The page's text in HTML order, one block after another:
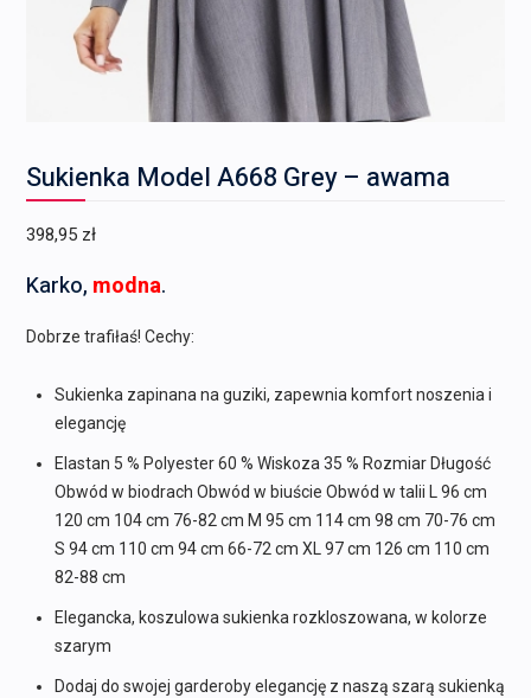
Sukienka Model A668 Grey – awama
398,95 zł
Karko, modna.
Dobrze trafiłaś! Cechy:
Sukienka zapinana na guziki, zapewnia komfort noszenia i
elegancję
Elastan 5 % Polyester 60 % Wiskoza 35 % Rozmiar Długość
Obwód w biodrach Obwód w biuście Obwód w talii L 96 cm
120 cm 104 cm 76-82 cm M 95 cm 114 cm 98 cm 70-76 cm
S 94 cm 110 cm 94 cm 66-72 cm XL 97 cm 126 cm 110 cm
82-88 cm
Elegancka, koszulowa sukienka rozkloszowana, w kolorze
szarym
Dodaj do swojej garderoby elegancję z naszą szarą sukienką